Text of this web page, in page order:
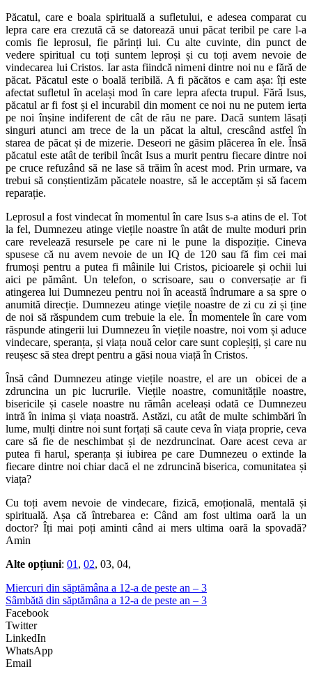
Păcatul, care e boala spirituală a sufletului, e adesea comparat cu
lepra care era crezută că se datorează unui păcat teribil pe care l-a
comis fie leprosul, fie părinți lui. Cu alte cuvinte, din punct de
vedere spiritual cu toți suntem leproși și cu toți avem nevoie de
vindecarea lui Cristos. Iar asta fiindcă nimeni dintre noi nu e fără de
păcat. Păcatul este o boală teribilă. A fi păcătos e cam așa: îți este
afectat sufletul în același mod în care lepra afecta trupul. Fără Isus,
păcatul ar fi fost și el incurabil din moment ce noi nu ne putem ierta
pe noi înșine indiferent de cât de rău ne pare. Dacă suntem lăsați
singuri atunci am trece de la un păcat la altul, crescând astfel în
starea de păcat și de mizerie. Deseori ne găsim plăcerea în ele. Însă
păcatul este atât de teribil încât Isus a murit pentru fiecare dintre noi
pe cruce refuzând să ne lase să trăim în acest mod. Prin urmare, va
trebui să conștientizăm păcatele noastre, să le acceptăm și să facem
reparație.
Leprosul a fost vindecat în momentul în care Isus s-a atins de el. Tot
la fel, Dumnezeu atinge viețile noastre în atât de multe moduri prin
care revelează resursele pe care ni le pune la dispoziție. Cineva
spusese că nu avem nevoie de un IQ de 120 sau fă fim cei mai
frumoși pentru a putea fi mâinile lui Cristos, picioarele și ochii lui
aici pe pământ. Un telefon, o scrisoare, sau o conversație ar fi
atingerea lui Dumnezeu pentru noi în această îndrumare a sa spre o
anumită direcție. Dumnezeu atinge viețile noastre de zi cu zi și ține
de noi să răspundem cum trebuie la ele. În momentele în care vom
răspunde atingerii lui Dumnezeu în viețile noastre, noi vom și aduce
vindecare, speranța, și viața nouă celor care sunt copleșiți, și care nu
reușesc să stea drept pentru a găsi noua viață în Cristos.
Însă când Dumnezeu atinge viețile noastre, el are un obicei de a
zdruncina un pic lucrurile. Viețile noastre, comunitățile noastre,
bisericile și casele noastre nu rămân aceleași odată ce Dumnezeu
intră în inima și viața noastră. Astăzi, cu atât de multe schimbări în
lume, mulți dintre noi sunt forțați să caute ceva în viața proprie, ceva
care să fie de neschimbat și de nezdruncinat. Oare acest ceva ar
putea fi harul, speranța și iubirea pe care Dumnezeu o extinde la
fiecare dintre noi chiar dacă el ne zdruncină biserica, comunitatea și
viața?
Cu toți avem nevoie de vindecare, fizică, emoțională, mentală și
spirituală. Așa că întrebarea e: Când am fost ultima oară la un
doctor? Îți mai poți aminti când ai mers ultima oară la spovadă?
Amin
Alte opțiuni: 01 , 02, 03, 04,
Miercuri din săptămâna a 12-a de peste an – 3
Sâmbătă din săptămâna a 12-a de peste an – 3
Facebook
Twitter
LinkedIn
WhatsApp
Email